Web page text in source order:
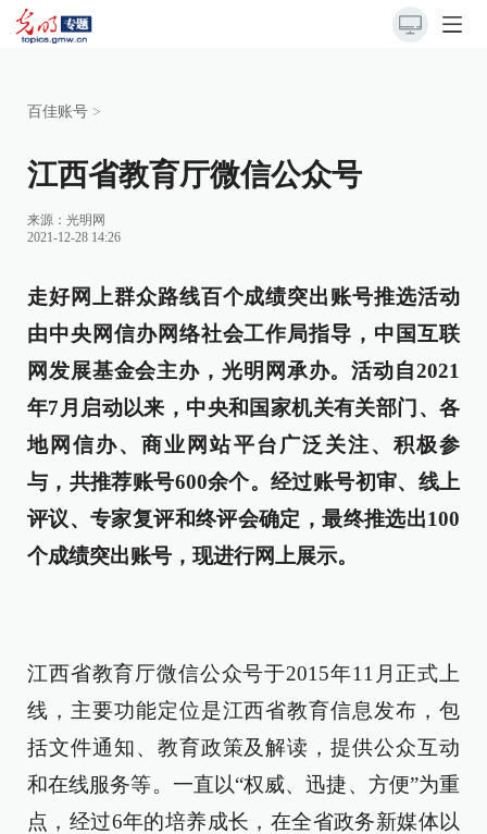
百佳账号 >
江西省教育厅微信公众号
来源：光明网
2021-12-28 14:26
走好网上群众路线百个成绩突出账号推选活动
由中央网信办网络社会工作局指导，中国互联
网发展基金会主办，光明网承办。活动自2021
年7月启动以来，中央和国家机关有关部门、各
地网信办、商业网站平台广泛关注、积极参
与，共推荐账号600余个。经过账号初审、线上
评议、专家复评和终评会确定，最终推选出100
个成绩突出账号，现进行网上展示。
江西省教育厅微信公众号于2015年11月正式上
线，主要功能定位是江西省教育信息发布，包
括文件通知、教育政策及解读，提供公众互动
和在线服务等。一直以“权威、迅捷、方便”为重
点，经过6年的培养成长，在全省政务新媒体以